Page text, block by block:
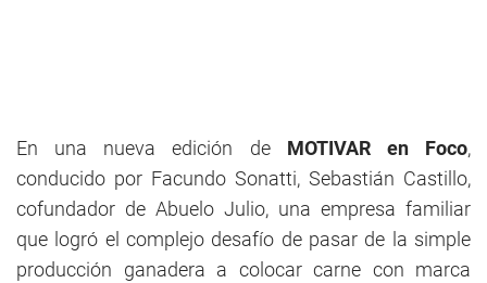
En una nueva edición de MOTIVAR en Foco,
conducido por Facundo Sonatti, Sebastián Castillo,
cofundador de Abuelo Julio, una empresa familiar
que logró el complejo desafío de pasar de la simple
producción ganadera a colocar carne con marca